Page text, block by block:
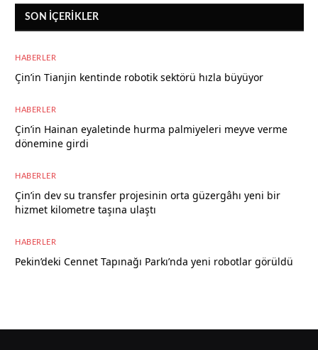
SON İÇERIKLER
HABERLER
Çin’in Tianjin kentinde robotik sektörü hızla büyüyor
HABERLER
Çin’in Hainan eyaletinde hurma palmiyeleri meyve verme
dönemine girdi
HABERLER
Çin’in dev su transfer projesinin orta güzergâhı yeni bir
hizmet kilometre taşına ulaştı
HABERLER
Pekin’deki Cennet Tapınağı Parkı’nda yeni robotlar görüldü